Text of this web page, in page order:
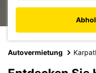
Autovermietung